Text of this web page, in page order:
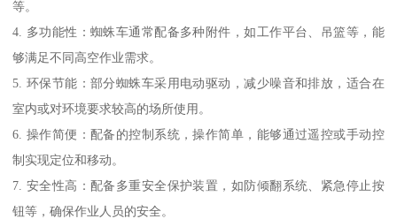
等。
4. 多功能性：蜘蛛车通常配备多种附件，如工作平台、吊篮等，能
够满足不同高空作业需求。
5. 环保节能：部分蜘蛛车采用电动驱动，减少噪音和排放，适合在
室内或对环境要求较高的场所使用。
6. 操作简便：配备的控制系统，操作简单，能够通过遥控或手动控
制实现定位和移动。
7. 安全性高：配备多重安全保护装置，如防倾翻系统、紧急停止按
钮等，确保作业人员的安全。